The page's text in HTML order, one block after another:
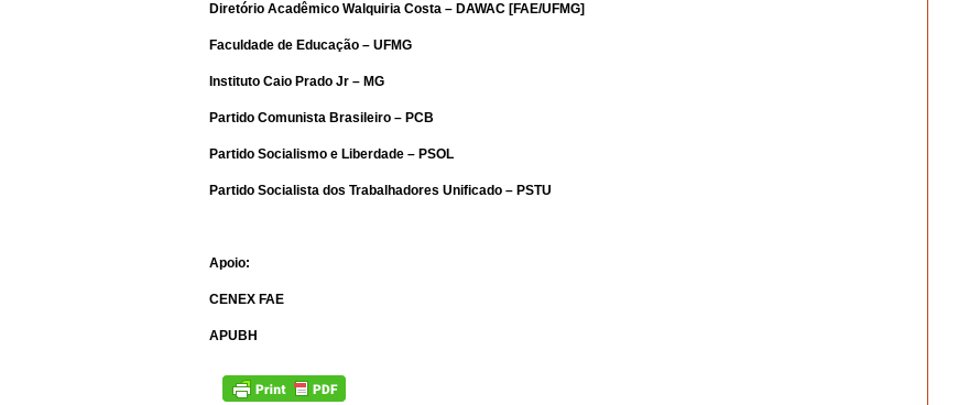
Diretório Acadêmico Walquiria Costa – DAWAC [FAE/UFMG]
Faculdade de Educação – UFMG
Instituto Caio Prado Jr – MG
Partido Comunista Brasileiro – PCB
Partido Socialismo e Liberdade – PSOL
Partido Socialista dos Trabalhadores Unificado – PSTU
Apoio:
CENEX FAE
APUBH